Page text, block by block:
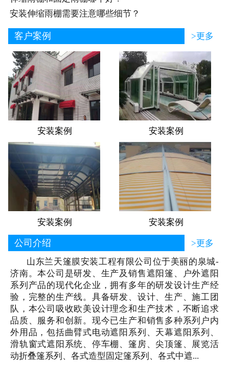
安装伸缩雨棚需要注意哪些细节？
客户案例 >更多
安装案例 安装案例
安装案例 安装案例
公司介绍
>更多
山东兰天篷膜安装工程有限公司位于美丽的泉城-
济南。本公司是研发、生产及销售遮阳篷、户外遮阳
系列产品的现代化企业，拥有多年的研发设计生产经
验，完整的生产线。具备研发、设计、生产、施工团
队，本公司吸收欧美设计理念和生产技术，不断追求
品质、服务和创新。现今已生产和销售多种系列户内
外用品，包括曲臂式电动遮阳系列、天幕遮阳系列、
滑轨窗式遮阳系统、停车棚、篷房、尖顶篷、展览活
动折叠篷系列、各式造型固定篷系列、各式中遮...